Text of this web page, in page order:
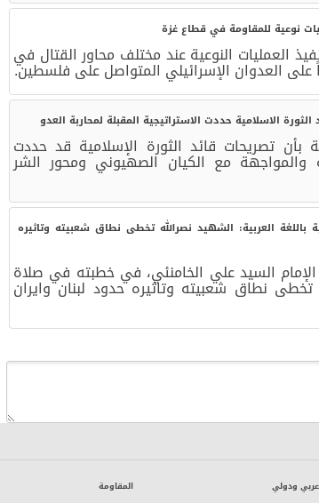
نوعية للمقاومة في قطاع غزة
العمليات النوعية عند مختلف محاور القتال في
العدوان الإسرائيلي المتواصل على فلسطين.
الاسلامية حددت الاستراتيجية المقبلة لمحاربة العدو
بأن تصريحات قائد الثورة الإسلامية قد حددت
والمواجهة مع الكيان الصهيوني ومحور الشر
باللغة العربية: الشهيد نصرالله تخطى نطاق شعبيته وتاثيره
الإمام السيد علي الخامنئي، في خطبته في صلاة
نطاق شعبيته وتاثيره حدود لبنان وايران
عربي ودولي المقاومة